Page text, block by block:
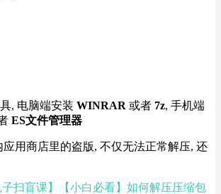
, 电脑端安装 WINRAR 或者 7z, 手机端
ES文件管理器
用商店里的盗版, 不仅无法正常解压, 还
子扫盲课】【小白必看】如何解压压缩包